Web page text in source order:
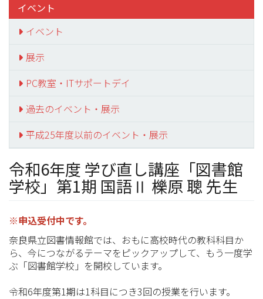
イベント
イベント
展示
PC教室・ITサポートデイ
過去のイベント・展示
平成25年度以前のイベント・展示
令和6年度 学び直し講座「図書館
学校」第1期 国語Ⅱ 櫟原 聰 先生
※申込受付中です。
奈良県立図書情報館では、おもに高校時代の教科科目か
ら、今につながるテーマをピックアップして、もう一度学
ぶ「図書館学校」を開校しています。
令和6年度第1期は1科目につき3回の授業を行います。